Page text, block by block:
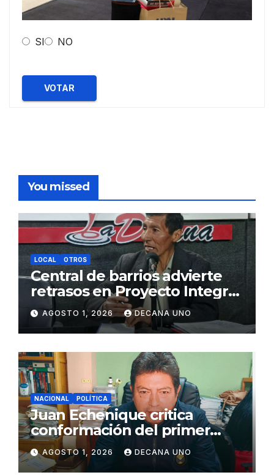
SI NO
VOTAR
You missed
LOCAL OTROS
Central de barrios advierte
retrasos en Proyecto Integral
de Agua y Alcantarillado para
Juliaca
AGOSTO 1, 2026 DECANA UNO
NACIONAL POLÍTICA
Juan Echenique critica
conformación del primer
gabinete ministerial de Keiko
Fujimori
AGOSTO 1, 2026 DECANA UNO